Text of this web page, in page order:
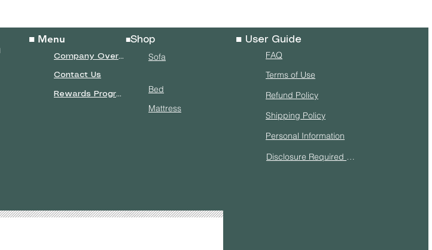
■ Menu
Company Overview
Contact Us
Rewards Program
■Shop
Sofa
Bed
Mattress
■ User Guide
FAQ
Terms of Use
Refund Policy
Shipping Policy
Personal Information
Disclosure Required Under the Specified Commercial Transactions Act